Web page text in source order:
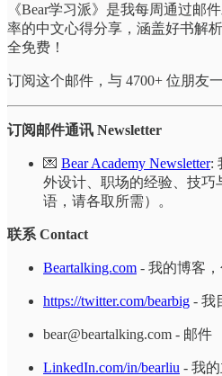
《Bear学习派》是我每周通过邮
率的中文心得分享，涵盖好书解
全免费！
订阅这个邮件，与 4700+ 位朋友
订阅邮件通讯 Newsletter
💌 Bear Academy Newsletter:
外设计、职场的经验、技巧
语，请各取所需）。
联系 Contact
Beartalking.com - 我的博客
https://twitter.com/bearbig - 我
bear@beartalking.com - 邮件
LinkedIn.com/in/bearliu - 我